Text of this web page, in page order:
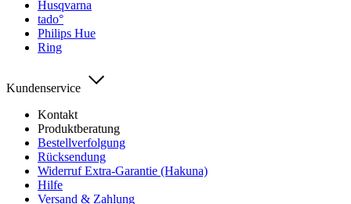
Husqvarna
tado°
Philips Hue
Ring
Kundenservice
Kontakt
Produktberatung
Bestellverfolgung
Rücksendung
Widerruf Extra-Garantie (Hakuna)
Hilfe
Versand & Zahlung